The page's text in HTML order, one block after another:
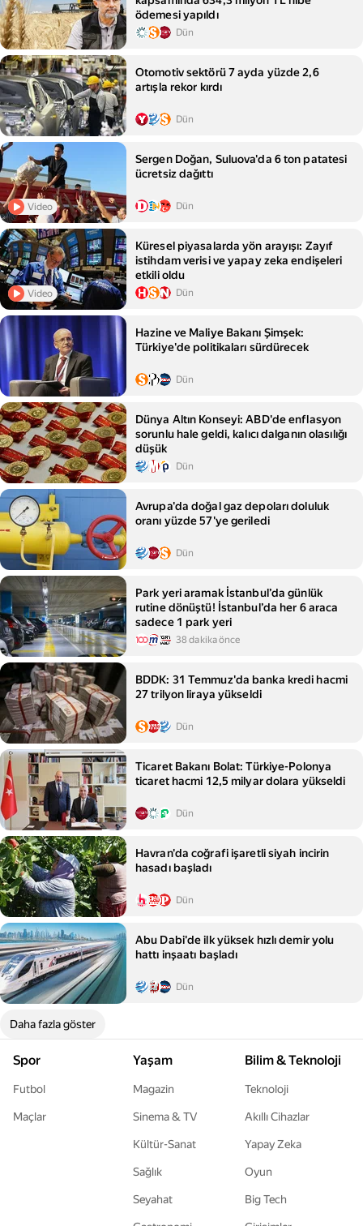
ödemesi yapıldı
Dün
Otomotiv sektörü 7 ayda yüzde 2,6
artışla rekor kırdı
Dün
Video
Sergen Doğan, Suluova'da 6 ton patatesi
ücretsiz dağıttı
Dün
Video
Küresel piyasalarda yön arayışı: Zayıf
istihdam verisi ve yapay zeka endişeleri
etkili oldu
Dün
Hazine ve Maliye Bakanı Şimşek:
Türkiye'de politikaları sürdürecek
Dün
Dünya Altın Konseyi: ABD'de enflasyon
sorunlu hale geldi, kalıcı dalganın olasılığı
düşük
Dün
Avrupa'da doğal gaz depoları doluluk
oranı yüzde 57'ye geriledi
Dün
Park yeri aramak İstanbul’da günlük
rutine dönüştü! İstanbul’da her 6 araca
sadece 1 park yeri
38 dakika önce
BDDK: 31 Temmuz'da banka kredi hacmi
27 trilyon liraya yükseldi
Dün
Ticaret Bakanı Bolat: Türkiye-Polonya
ticaret hacmi 12,5 milyar dolara yükseldi
Dün
Havran'da coğrafi işaretli siyah incirin
hasadı başladı
Dün
Abu Dabi'de ilk yüksek hızlı demir yolu
hattı inşaatı başladı
Dün
Daha fazla göster
Spor
Futbol
Maçlar
Yaşam
Magazin
Sinema & TV
Kültür-Sanat
Sağlık
Seyahat
Bilim & Teknoloji
Teknoloji
Akıllı Cihazlar
Yapay Zeka
Oyun
Big Tech